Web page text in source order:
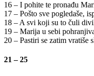
16 – I pohite te pronađu
17 – Pošto sve pogledaše,
18 – A svi koji su to čuli
19 – Marija u sebi
20 – Pastiri se zatim
21 – 25